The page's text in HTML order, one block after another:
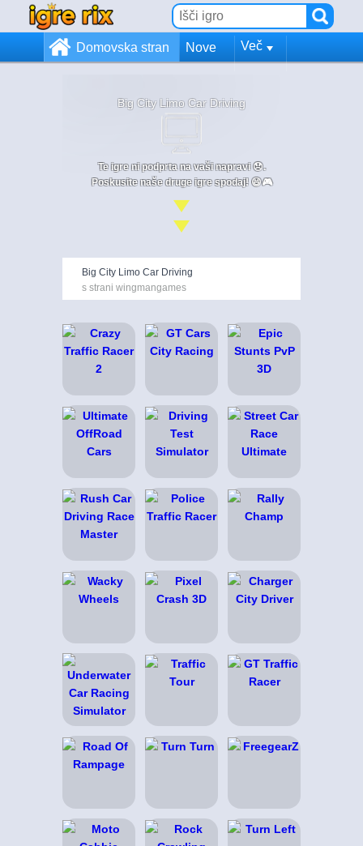
Domovska stran Nove Več
Big City Limo Car Driving
Te igre ni podprta na vaši napravi 😞.
Poskusite naše druge igre spodaj! 😄🎮
Big City Limo Car Driving
s strani wingmangames